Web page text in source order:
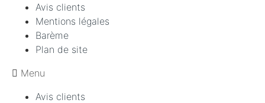
Avis clients
Mentions légales
Barème
Plan de site
Menu
Avis clients